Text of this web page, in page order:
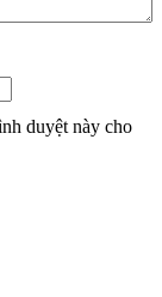
duyệt này cho